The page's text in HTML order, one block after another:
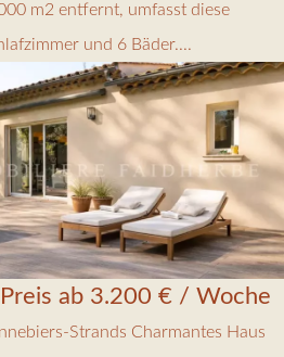
m2 entfernt, umfasst diese
und 6 Bäder....
Preis ab 3.200 € / Woche
Strands Charmantes Haus